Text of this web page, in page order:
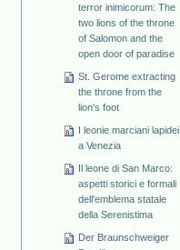
terror inimicorum: The
two lions of the throne
of Salomon and the
open door of paradise
St. Gerome extracting
the throne from the
lion's foot
I leonie marciani lapidei
a Venezia
Il leone di San Marco:
aspetti storici e formali
dell'emblema statale
della Serenistima
Der Braunschweiger